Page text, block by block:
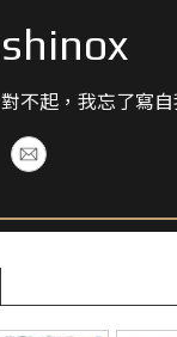
shinox
對不起，我忘了寫自